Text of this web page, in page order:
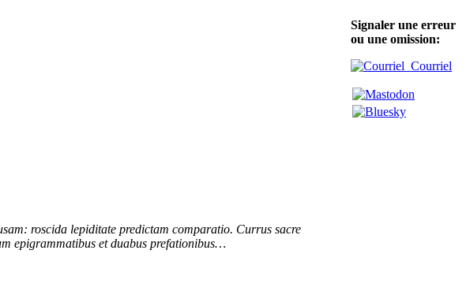
roscida lepiditate predictam comparatio. Currus sacre
epigrammatibus et duabus prefationibus…
Signaler une erreur
ou une omission:
Courriel